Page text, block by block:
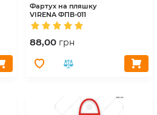
Фартух на пляшку
VIRENA ФПВ-011
88,00 грн